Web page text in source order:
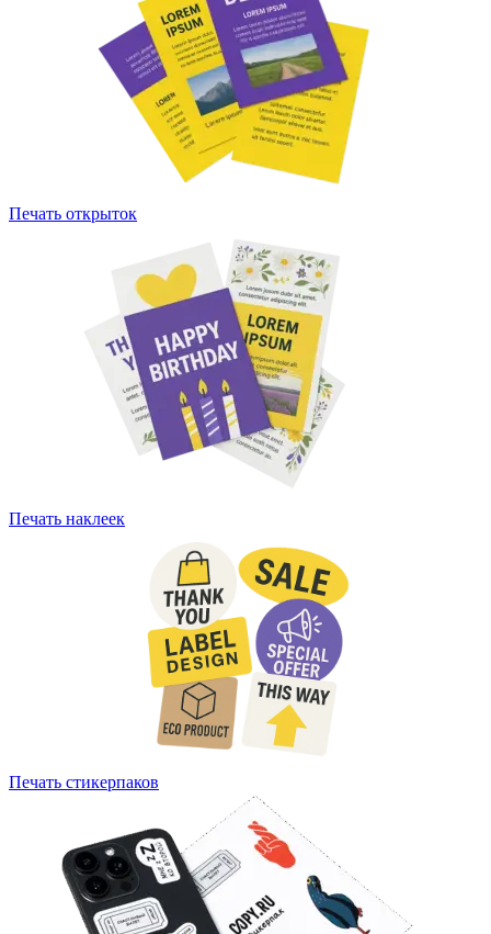
Печать открыток
Печать наклеек
Печать стикерпаков